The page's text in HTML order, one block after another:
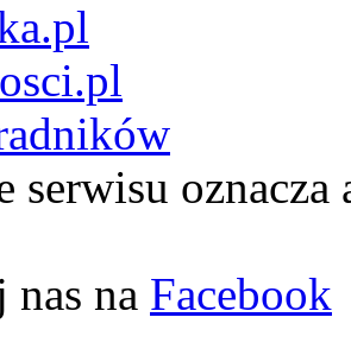
serwisu oznacza
nas na Facebook